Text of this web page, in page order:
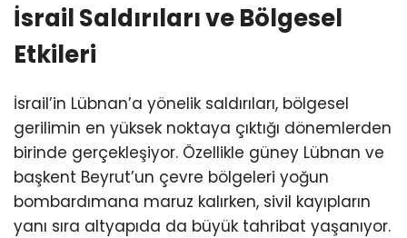
İsrail Saldırıları ve Bölgesel
Etkileri
İsrail’in Lübnan’a yönelik saldırıları, bölgesel
gerilimin en yüksek noktaya çıktığı dönemlerden
birinde gerçekleşiyor. Özellikle güney Lübnan ve
başkent Beyrut’un çevre bölgeleri yoğun
bombardımana maruz kalırken, sivil kayıpların
yanı sıra altyapıda da büyük tahribat yaşanıyor.